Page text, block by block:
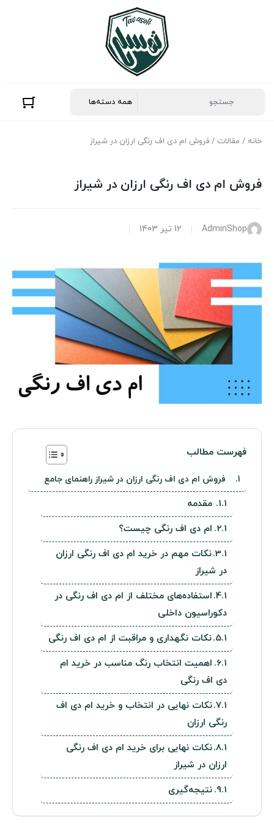
خانه / مقالات / فروش ام دی اف رنگی ارزان در شیراز
فروش ام دی اف رنگی ارزان در شیراز
AdminShop 12 تیر 1403
فهرست مطالب
فروش ام دی اف رنگی ارزان در شیراز راهنمای جامع
مقدمه
ام دی اف رنگی چیست؟
نکات مهم در خرید ام دی اف رنگی ارزان
در شیراز
استفاده‌های مختلف از ام دی اف رنگی در
دکوراسیون داخلی
نکات نگهداری و مراقبت از ام دی اف رنگی
اهمیت انتخاب رنگ مناسب در خرید ام
دی اف رنگی
نکات نهایی در انتخاب و خرید ام دی اف
رنگی ارزان
نکات نهایی برای خرید ام دی اف رنگی
ارزان در شیراز
نتیجه‌گیری